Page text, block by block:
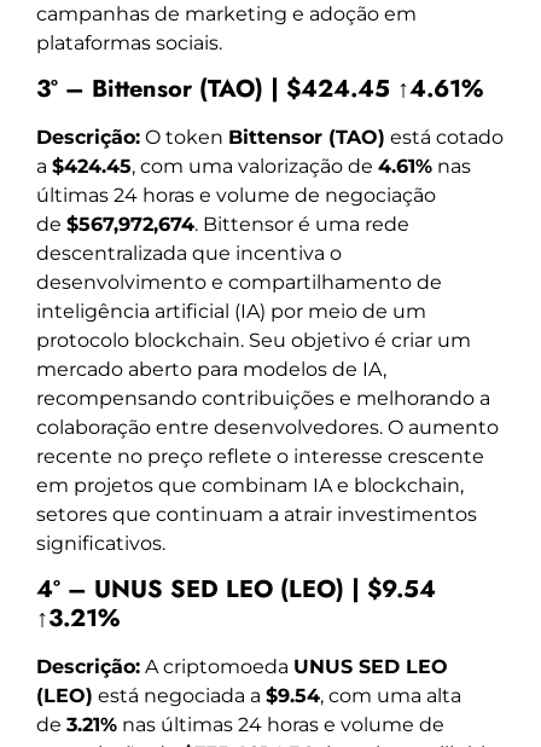
campanhas de marketing e adoção em
plataformas sociais.
3º – Bittensor (TAO) | $424.45 ↑4.61%
Descrição: O token Bittensor (TAO) está cotado
a $424.45, com uma valorização de 4.61% nas
últimas 24 horas e volume de negociação
de $567,972,674. Bittensor é uma rede
descentralizada que incentiva o
desenvolvimento e compartilhamento de
inteligência artificial (IA) por meio de um
protocolo blockchain. Seu objetivo é criar um
mercado aberto para modelos de IA,
recompensando contribuições e melhorando a
colaboração entre desenvolvedores. O aumento
recente no preço reflete o interesse crescente
em projetos que combinam IA e blockchain,
setores que continuam a atrair investimentos
significativos.
4º – UNUS SED LEO (LEO) | $9.54
↑3.21%
Descrição: A criptomoeda UNUS SED LEO
(LEO) está negociada a $9.54, com uma alta
de 3.21% nas últimas 24 horas e volume de